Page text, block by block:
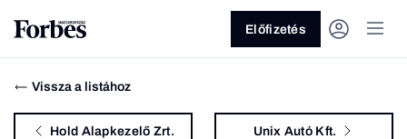
Előfizetés
Vissza a listához
Hold Alapkezelő Zrt. Unix Autó Kft.